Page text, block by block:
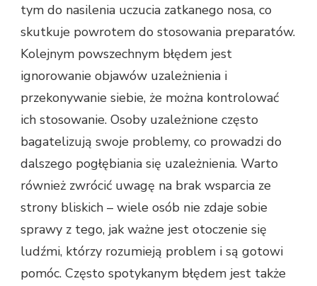
tym do nasilenia uczucia zatkanego nosa, co
skutkuje powrotem do stosowania preparatów.
Kolejnym powszechnym błędem jest
ignorowanie objawów uzależnienia i
przekonywanie siebie, że można kontrolować
ich stosowanie. Osoby uzależnione często
bagatelizują swoje problemy, co prowadzi do
dalszego pogłębiania się uzależnienia. Warto
również zwrócić uwagę na brak wsparcia ze
strony bliskich – wiele osób nie zdaje sobie
sprawy z tego, jak ważne jest otoczenie się
ludźmi, którzy rozumieją problem i są gotowi
pomóc. Często spotykanym błędem jest także